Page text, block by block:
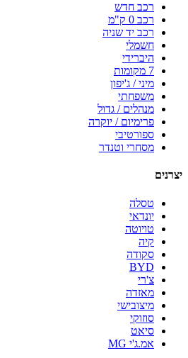
רכב חדש
רכב 0 ק"מ
רכב יד שניה
חשמלי
היברידי
7 מקומות
מיני / ג'יפון
משפחתי
מנהלים / גדול
פרימיום / יוקרה
ספורטיבי
מסחרי וטנדר
יצרנים
טסלה
יונדאי
טויוטה
קיה
סקודה
BYD
צ'רי
מאזדה
מיצובישי
סוזוקי
סיאט
אמ.ג'י MG